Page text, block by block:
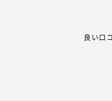
良い口